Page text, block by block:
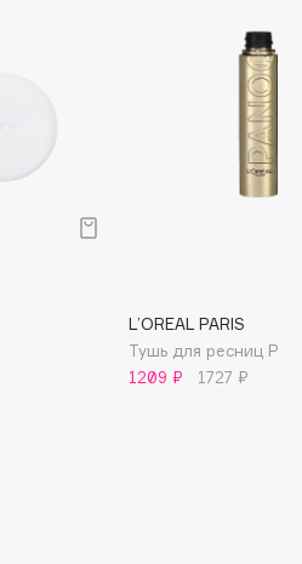
L’OREAL PARIS
Тушь для ресниц
1209 ₽
1727 ₽